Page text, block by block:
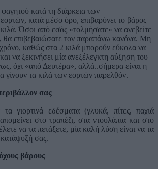
κατά τη διάρκεια των
εορτών, κατά μέσο όρο, επιβαρύνει το βάρος
Όσοι από εσάς «τολμήσατε» να ανεβείτε
θα επιβεβαιώσατε τον παραπάνω κανόνα. Μη
καθώς στα 2 κιλά μπορούν εύκολα να
να ξεκινήσει μία ανεξέλεγκτη αύξηση του
όχι «από Δευτέρα», αλλά..σήμερα είναι η
γίνουν τα κιλά των εορτών παρελθόν.
σας
γιορτινά εδέσματα (γλυκά, πίτες, παχιά
στο τραπέζι, στα ντουλάπια και στο
να τα πετάξετε, μία καλή λύση είναι να τα
σας.
βάρους